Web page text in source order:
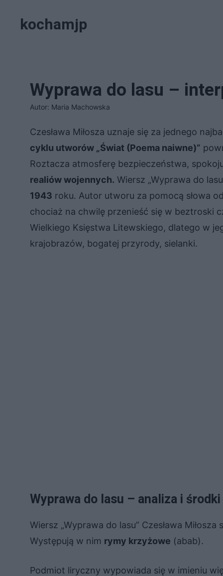
kochamjp
Wyprawa do lasu –
Autor: Maria Machowska
Czesława Miłosza uznaje się za jednego
cyklu utworów „Świat (Poema naiwne)”
Roztacza atmosferę bezpieczeństwa,
realiów wojennych. Wiersz „Wyprawa do
1943 roku. Autor utworu za pomocą słowa
chociaż na chwilę przenieść się w beztroski
Wielkiego Księstwa Litewskiego, dlatego w
krajobrazów, bogatej przyrody, sielanki.
Wyprawa do lasu – analiza i
Wiersz „Wyprawa do lasu” Czesława
Występują w nim rymy krzyżowe (abab).
Podmiot liryczny wypowiada się w imieniu